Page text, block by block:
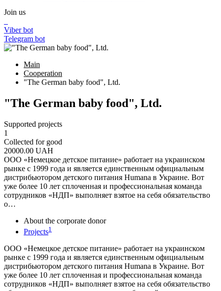
Join us
Viber bot
Telegram bot
Main
Cooperation
"The German baby food", Ltd.
"The German baby food", Ltd.
Supported projects
1
Collected for good
20000.00 UAH
ООО «Немецкое детское питание» работает на украинском
рынке с 1999 года и является единственным официальным
дистрибьютором детского питания Humana в Украине. Вот
уже более 10 лет сплоченная и профессиональная команда
сотрудников «НДП» выполняет взятое на себя обязательство
о…
About the corporate donor
Projects1
ООО «Немецкое детское питание» работает на украинском
рынке с 1999 года и является единственным официальным
дистрибьютором детского питания Humana в Украине. Вот
уже более 10 лет сплоченная и профессиональная команда
сотрудников «НДП» выполняет взятое на себя обязательство